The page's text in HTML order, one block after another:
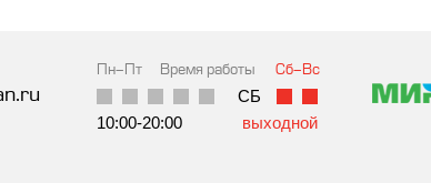
Пн-Пт Время работы Сб-Вс
10:00-20:00 выходной
СБ